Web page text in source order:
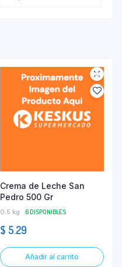
Crema de Leche San
Pedro 500 Gr
0.5 kg 6 DISPONIBLES
$ 5.29
Añadir al carrito